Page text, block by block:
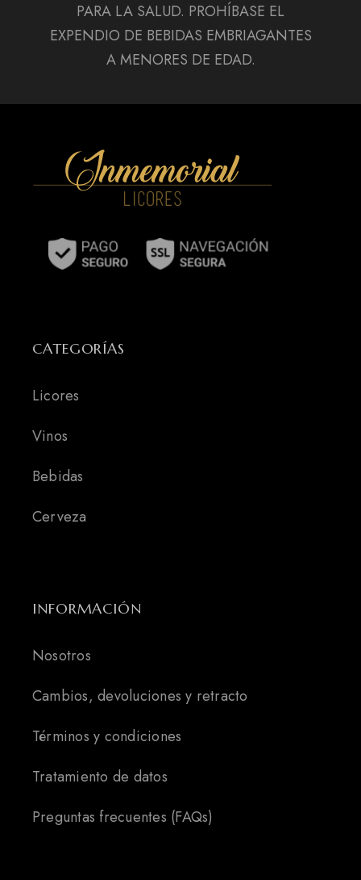
PARA LA SALUD. PROHÍBASE EL
EXPENDIO DE BEBIDAS EMBRIAGANTES
A MENORES DE EDAD.
CATEGORÍAS
Licores
Vinos
Bebidas
Cerveza
INFORMACIÓN
Nosotros
Cambios, devoluciones y retracto
Términos y condiciones
Tratamiento de datos
Preguntas frecuentes (FAQs)